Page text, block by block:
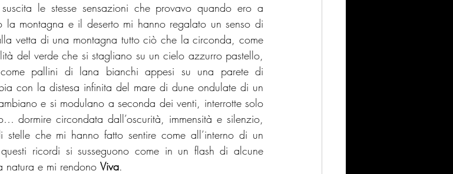
le stesse sensazioni che provavo quando ero a
vetta di una montagna tutto ciò che la circonda, come
del verde che si stagliano su un cielo azzurro pastello,
pallini di lana bianchi appesi su una parete di
con la distesa infinita del mare di dune ondulate di un
e si modulano a seconda dei venti, interrotte solo
dormire circondata dall’oscurità, immensità e silenzio,
che mi hanno fatto sentire come all’interno di un
ricordi si susseguono come in un flash di alcune
natura e mi rendono Viva.